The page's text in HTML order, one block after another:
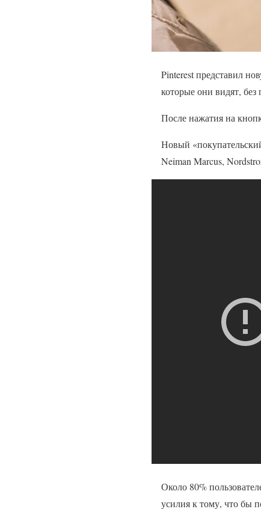
Pinterest представил
которые они видят, без
После нажатия на
Новый
Neiman Marcus,
Около 80%
усилия к тому, что бы